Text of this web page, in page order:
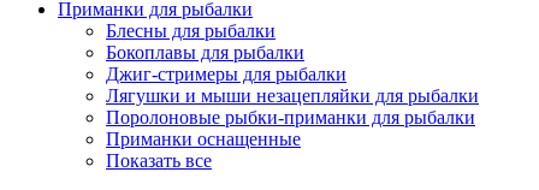
Приманки для рыбалки
Блесны для рыбалки
Бокоплавы для рыбалки
Джиг-стримеры для рыбалки
Лягушки и мыши незацепляйки для рыбалки
Поролоновые рыбки-приманки для рыбалки
Приманки оснащенные
Показать все